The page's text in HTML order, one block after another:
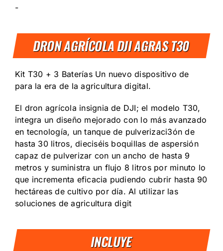
-
DRON AGRÍCOLA DJI AGRAS T30
INCLUYE
Kit T30 + 3 Baterías Un nuevo dispositivo de
para la era de la agricultura digital.
El dron agrícola insignia de DJI; el modelo T30,
integra un diseño mejorado con lo más avanzado
en tecnología, un tanque de pulverizaci3ón de
hasta 30 litros, dieciséis boquillas de aspersión
capaz de pulverizar con un ancho de hasta 9
metros y suministra un flujo 8 litros por minuto lo
que incrementa eficacia pudiendo cubrir hasta 90
hectáreas de cultivo por día. Al utilizar las
soluciones de agricultura digit